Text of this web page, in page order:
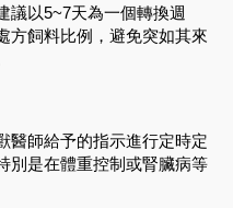
議以5~7天為一個轉換週
方飼料比例，避免突如其來
醫師給予的指示進行定時定
別是在體重控制或腎臟病等